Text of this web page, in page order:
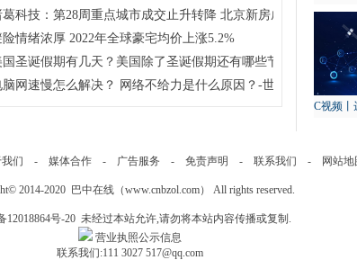
房地产竣工情况
葛科技：第28周重点城市成交止升转降 北京新房成交独升 其余
险情绪浓厚 2022年全球豪宅均价上涨5.2%
对高考到底有没有影响？
国圣诞假期有几天？美国除了圣诞假期还有哪些节假日呢？-世
亿元
脑网速慢怎么解决？ 网络不给力是什么原因？-世界今日报
故：初
转弯
C视频丨
们 - 媒体合作- 广告服务 - 免责声明 - 联系我们 - 网站地
2014-2020 巴中在线（www.cnbzol.com） All rights reserved.
12018864号-20未经过本站允许,请勿将本站内容传播或复制.
营业执照公示信息
联系我们:111 3027 517@qq.com